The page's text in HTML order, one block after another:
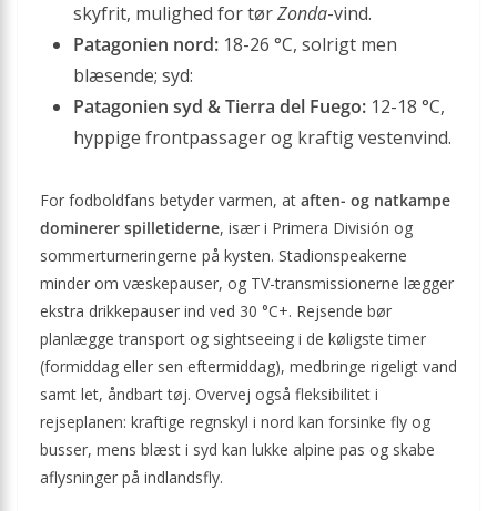
skyfrit, mulighed for tørZonda-vind.
Patagonien nord: 18-26 °C, solrigt men
blæsende; syd:
Patagonien syd & Tierra del Fuego: 12-18 °C,
hyppige frontpassager og kraftig vestenvind.
For fodboldfans betyder varmen, at aften- og natkampe
dominerer spilletiderne, især i Primera División og
sommerturneringerne på kysten. Stadionspeakerne
minder om væskepauser, og TV-transmissionerne lægger
ekstra drikkepauser ind ved 30 °C+. Rejsende bør
planlægge transport og sightseeing i de køligste timer
(formiddag eller sen eftermiddag), medbringe rigeligt vand
samt let, åndbart tøj. Overvej også fleksibilitet i
rejseplanen: kraftige regnskyl i nord kan forsinke fly og
busser, mens blæst i syd kan lukke alpine pas og skabe
aflysninger på indlandsfly.